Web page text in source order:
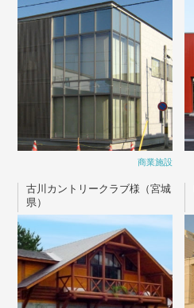
商業施設
古川カントリークラブ様（宮城
県）